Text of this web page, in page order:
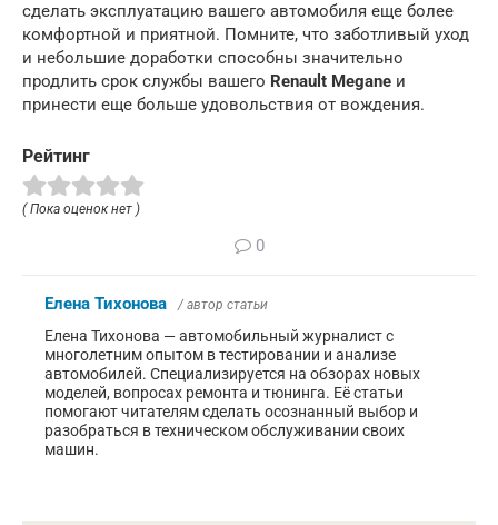
сделать эксплуатацию вашего автомобиля еще более
комфортной и приятной. Помните, что заботливый уход
и небольшие доработки способны значительно
продлить срок службы вашего Renault Megane и
принести еще больше удовольствия от вождения.
Рейтинг
( Пока оценок нет )
0
Елена Тихонова / автор статьи
Елена Тихонова — автомобильный журналист с
многолетним опытом в тестировании и анализе
автомобилей. Специализируется на обзорах новых
моделей, вопросах ремонта и тюнинга. Её статьи
помогают читателям сделать осознанный выбор и
разобраться в техническом обслуживании своих
машин.